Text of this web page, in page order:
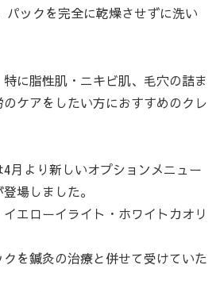
パックを完全に乾燥させずに洗い
に脂性肌・ニキビ肌、毛穴の詰ま
ケアをしたい方におすすめのクレ
月より新しいオプションメニュー
場しました。
イエローイライト・ホワイトカオリ
を鍼灸の治療と併せて受けていた